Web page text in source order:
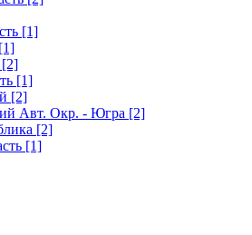
[1]
[2]
[1]
[2]
Авт. Окр. - Югра [2]
[2]
[1]